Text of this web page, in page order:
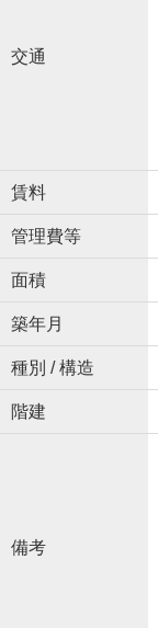
交通
賃料
管理費等
面積
築年月
種別 / 構造
階建
備考